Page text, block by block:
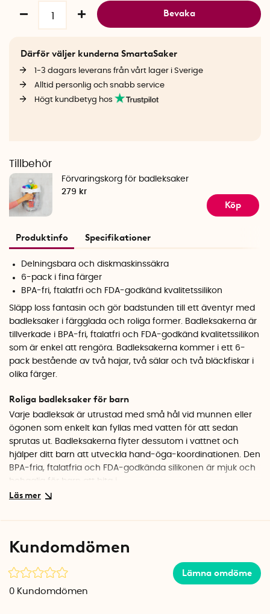
Bevaka
Därför väljer kunderna SmartaSaker
1-3 dagars leverans från vårt lager i Sverige
Alltid personlig och snabb service
Högt kundbetyg hos
Tillbehör
Förvaringskorg för badleksaker
279 kr
Köp
Produktinfo Specifikationer
Delningsbara och diskmaskinssäkra
6-pack i fina färger
BPA-fri, ftalatfri och FDA-godkänd kvalitetssilikon
Släpp loss fantasin och gör badstunden till ett äventyr med
badleksaker i färgglada och roliga former. Badleksakerna är
tillverkade i BPA-fri, ftalatfri och FDA-godkänd kvalitetssilikon
som är enkel att rengöra. Badleksakerna kommer i ett 6-
pack bestående av två hajar, två sälar och två bläckfiskar i
olika färger.
Roliga badleksaker för barn
Varje badleksak är utrustad med små hål vid munnen eller
ögonen som enkelt kan fyllas med vatten för att sedan
sprutas ut. Badleksakerna flyter dessutom i vattnet och
hjälper ditt barn att utveckla hand-öga-koordinationen. Den
BPA-fria, ftalatfria och FDA-godkända silikonen är mjuk och
behaglig för barn att bita i.
rengöra. De tål dessutom maskindisk.
Specifikationer
Material:
BPA- ftalat- och giftfri kvalitetssilikon av FDA-
Kundomdömen
Lämna omdöme
0 Kundomdömen